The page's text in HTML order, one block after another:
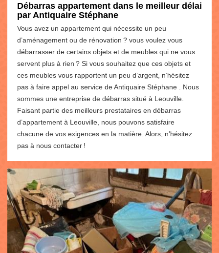
Débarras appartement dans le meilleur délai
par Antiquaire Stéphane
Vous avez un appartement qui nécessite un peu
d’aménagement ou de rénovation ? vous voulez vous
débarrasser de certains objets et de meubles qui ne vous
servent plus à rien ? Si vous souhaitez que ces objets et
ces meubles vous rapportent un peu d’argent, n’hésitez
pas à faire appel au service de Antiquaire Stéphane . Nous
sommes une entreprise de débarras situé à Leouville.
Faisant partie des meilleurs prestataires en débarras
d’appartement à Leouville, nous pouvons satisfaire
chacune de vos exigences en la matière. Alors, n’hésitez
pas à nous contacter !